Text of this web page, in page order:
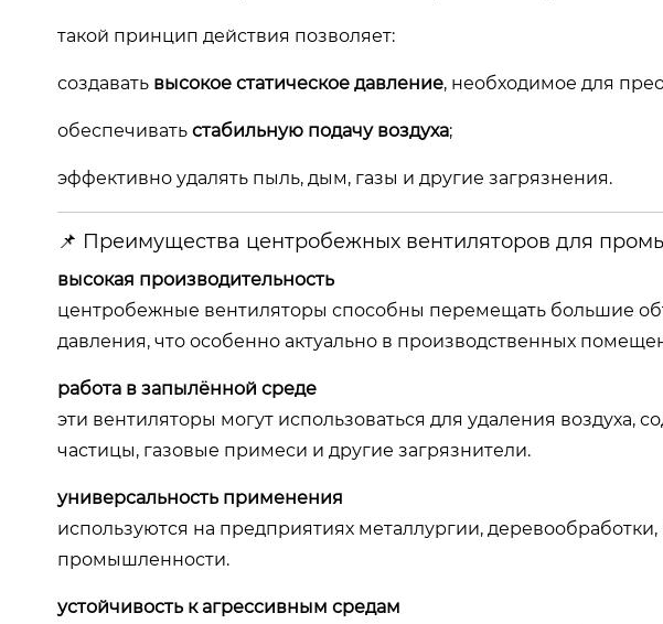
такой принцип действия позволяет:
создавать высокое статическое давление, необходимое для
обеспечивать стабильную подачу воздуха;
эффективно удалять пыль, дым, газы и другие загрязнения.
📌 Преимущества центробежных вентиляторов для
высокая производительность
центробежные вентиляторы способны перемещать большие
давления, что особенно актуально в производственных
работа в запылённой среде
эти вентиляторы могут использоваться для удаления воздуха,
частицы, газовые примеси и другие загрязнители.
универсальность применения
используются на предприятиях металлургии,
промышленности.
устойчивость к агрессивным средам